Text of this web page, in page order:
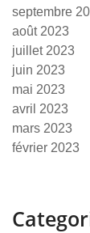
septembre
août 2023
juillet 2023
juin 2023
mai 2023
avril 2023
mars 2023
février 2023